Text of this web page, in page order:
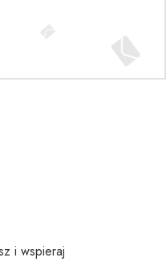
i wspieraj